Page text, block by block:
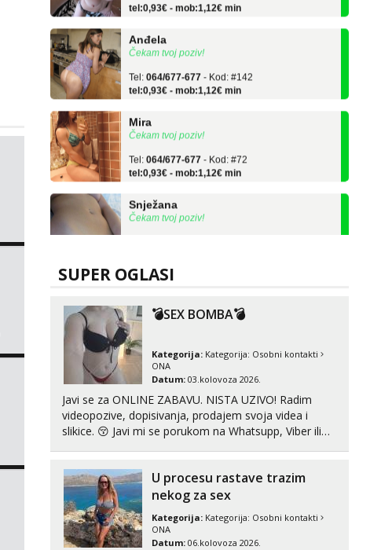
Čekam tvoj poziv!
064/677-677
tel:0,93€ - mob:1,12€ min
Čekam tvoj poziv!
064/677-677
tel:0,93€ - mob:1,12€ min
Čekam tvoj poziv!
064/677-677
Alisa
Tel: 064/677-677- Kod: #106
tel:0,93€ - mob:1,12€ min
Vanesa
Čekam tvoj poziv!
tel:0,93€ - mob:1,12€ min
Anđela
Čekam tvoj poziv!
Tel: 064/677-677- Kod: #142
tel:0,93€ - mob:1,12€ min
Mira
Čekam tvoj poziv!
SUPER OGLASI
💣SEX BOMBA💣
Kategorija: Kategorija: Osobni kontakti
ONA
Datum: 03.kolovoza 2026.
Javi se za ONLINE ZABAVU. NISTA UZIVO! Radim
videopozive, dopisivanja, prodajem svoja videa i
slikice. 😚 Javi mi se porukom na Whatsupp, Viber ili
U procesu rastave trazim
nekog za sex
Kategorija: Kategorija: Osobni kontakti
ONA
Datum: 06.kolovoza 2026.